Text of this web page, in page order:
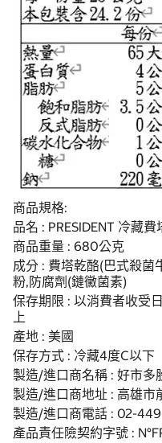
商品規格:
品名 : PRESIDENT 冷藏
商品重量 : 680公克
成分 : 費塔乾酪(巴式殺菌
粉,防腐劑(鏈黴菌素)
保存期限 : 以消費者收受
上
產地 : 美國
保存方式 : 冷藏4度C以下
製造/進口商名稱 : 好市多
製造/進口商地址 : 高雄
製造/進口商電話 : 02-
產品責任險契約字號 :